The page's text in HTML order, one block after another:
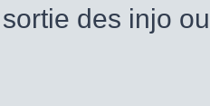
sortie des injo